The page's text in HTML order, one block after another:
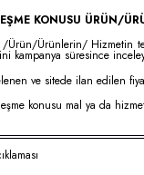
KONUSU ÜRÜN/
/Ürün/Ürünlerin/ Hizmetin
kampanya süresince
ve sitede ilan edilen
konusu mal ya da